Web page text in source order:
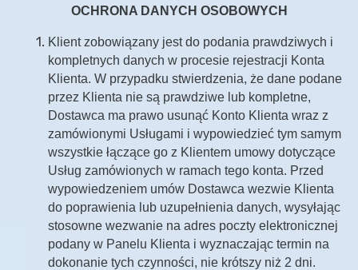
OCHRONA DANYCH OSOBOWYCH
Klient zobowiązany jest do podania prawdziwych i
kompletnych danych w procesie rejestracji Konta
Klienta. W przypadku stwierdzenia, że dane podane
przez Klienta nie są prawdziwe lub kompletne,
Dostawca ma prawo usunąć Konto Klienta wraz z
zamówionymi Usługami i wypowiedzieć tym samym
wszystkie łączące go z Klientem umowy dotyczące
Usług zamówionych w ramach tego konta. Przed
wypowiedzeniem umów Dostawca wezwie Klienta
do poprawienia lub uzupełnienia danych, wysyłając
stosowne wezwanie na adres poczty elektronicznej
podany w Panelu Klienta i wyznaczając termin na
dokonanie tych czynności, nie krótszy niż 2 dni.